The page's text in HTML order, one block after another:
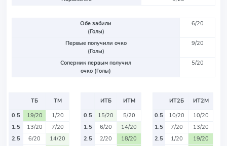
Обе забили
(Голы)
6/20
Первые получили очко
(Голы)
9/20
Соперник первым получил
очко (Голы)
5/20
ТБ
ТМ
0.5
19/20
1/20
1.5
13/20
7/20
2.5
6/20
14/20
ИТБ
ИТМ
0.5
15/20
5/20
1.5
6/20
14/20
2.5
2/20
18/20
ИТ2Б
ИТ2М
0.5
10/20
10/20
1.5
7/20
13/20
2.5
1/20
19/20